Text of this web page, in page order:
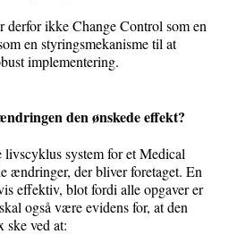
derfor ikke Change Control som en
en styringsmekanisme til at
implementering.
den ønskede effekt?
system for et Medical
ændringer, der bliver foretaget. En
effektiv, blot fordi alle opgaver er
også være evidens for, at den
ved at: